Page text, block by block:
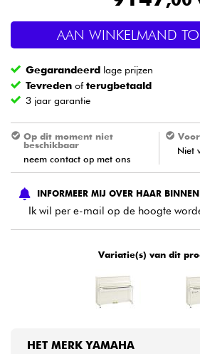
Licht
Blaasinstrument
Viool & Quatuor
Kinderen
Kabels & toebehoren
AAN WINKELMAND
Gegarandeerd lage prijzen
Tevreden ofterugbetaald
3 jaar garantie
Op dit moment niet
beschikbaar
neem contact op met ons
Niet
INFORMEER MIJ OVER HAAR
Ik wil per e-mail op de hoogte
Variatie(s) van dit
HET MERK YAMAHA